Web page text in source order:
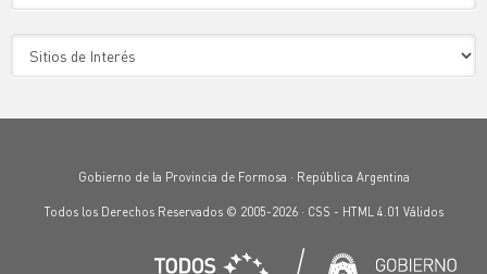
Gobierno de la Provincia de Formosa · República Argentina
Todos los Derechos Reservados © 2005-2026 · CSS - HTML 4.01 Válidos